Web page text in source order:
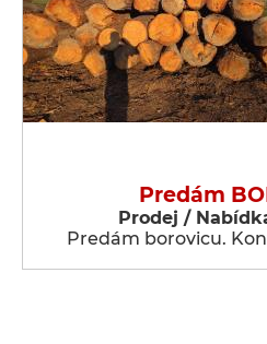
Predám
Prodej /
Predám borovicu.